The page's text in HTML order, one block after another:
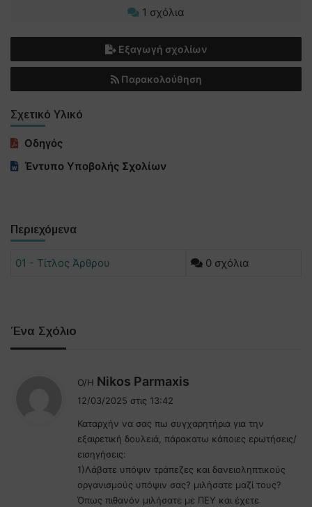
1 σχόλια
Εξαγωγή σχολίων
Παρακολούθηση
Σχετικό Υλικό
Οδηγός
Έντυπο Υποβολής Σχολίων
Περιεχόμενα
01 - Τίτλος Άρθρου 0 σχόλια
Ένα Σχόλιο
Ο/Η Nikos Parmaxis
ι
:
12/03/2025 στις 13:42
Καταρχήν να σας πω συγχαρητήρια για την
εξαιρετική δουλειά, πάρακατω κάποιες ερωτήσεις/
εισηγήσεις:
1)Λάβατε υπόψιν τράπεζες και δανειοληπτικούς
οργανισμούς υπόψιν σας? μιλήσατε μαζί τους?
Όπως πιθανόν μιλήσατε με ΠΕΥ και έχετε